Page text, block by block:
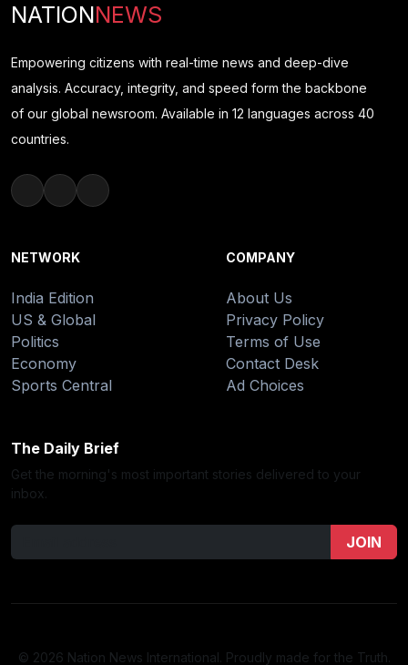
NATIONNEWS
Empowering citizens with real-time news and deep-dive
analysis. Accuracy, integrity, and speed form the backbone
of our global newsroom. Available in 12 languages across 40
countries.
NETWORK
India Edition
US & Global
Politics
Economy
Sports Central
COMPANY
About Us
Privacy Policy
Terms of Use
Contact Desk
Ad Choices
The Daily Brief
Get the morning's most important stories delivered to your
inbox.
JOIN
© 2026 Nation News International. Proudly made for the Truth.